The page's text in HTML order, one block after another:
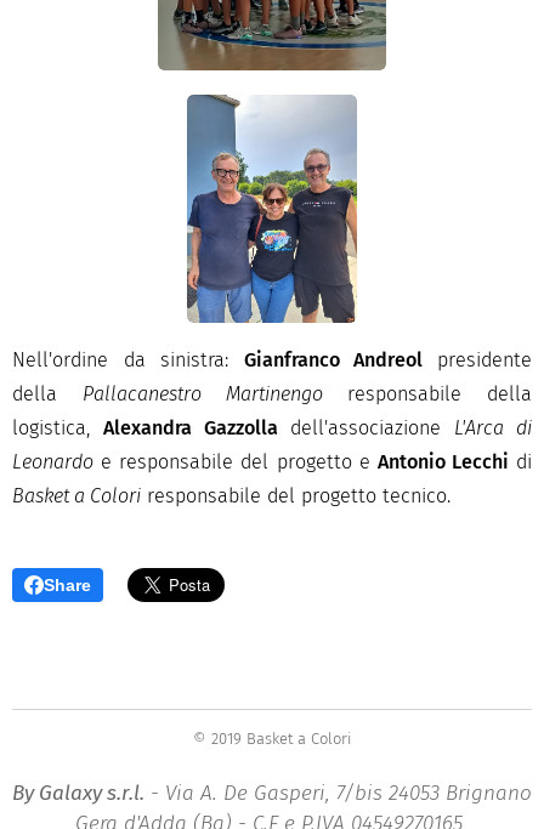
Nell'ordine da sinistra: Gianfranco Andreol presidente
della Pallacanestro Martinengoresponsabile della
logistica, Alexandra Gazzolla dell'associazione L'Arca di
Leonardo e responsabile del progetto e Antonio Lecchi di
Basket a Colori responsabile del progetto tecnico.
Share
© 2019 Basket a Colori
By Galaxy s.r.l. - Via A. De Gasperi, 7/bis 24053 Brignano
Gera d'Adda (Bg) - C.F e P.IVA 04549270165